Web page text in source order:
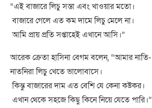
“এই বাজারে লিচু সস্তা এবং খাওয়ার মতো।
বাজারে গেলে এত কম দামে লিচু মেলে না।
আমি প্রায় প্রতি সপ্তাহেই এখানে আসি।”
আরেক ক্রেতা হাসিনা বেগম বলেন, “আমার নাতি-
নাতনিরা লিচু খেতে ভালোবাসে।
কিন্তু বাজারের দাম এত বেশি যে কেনা কষ্টকর।
এখান থেকে সহজে কিছু কিনে নিয়ে যেতে পারি।”